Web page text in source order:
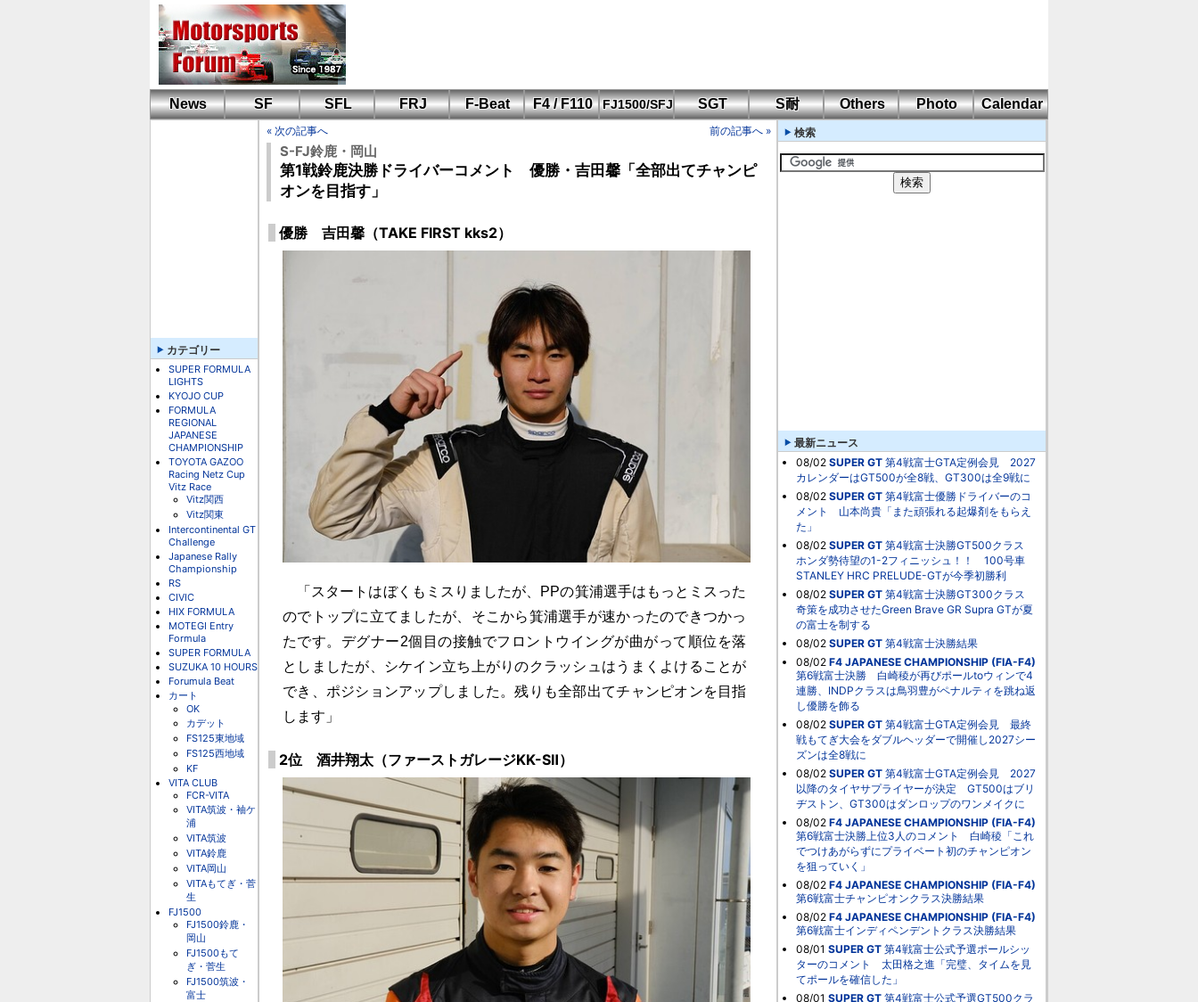
News SF SFL FRJ F-Beat
F4 / F110
FJ1500/SFJ SGT S耐 Others Photo Calendar
カテゴリー
SUPER FORMULA
LIGHTS
KYOJO CUP
FORMULA
REGIONAL
JAPANESE
CHAMPIONSHIP
TOYOTA GAZOO
Racing Netz Cup
Vitz Race
Vitz関西
Vitz関東
Intercontinental GT
Challenge
Japanese Rally
Championship
RS
CIVIC
HIX FORMULA
MOTEGI Entry
Formula
SUPER FORMULA
SUZUKA 10 HOURS
Forumula Beat
カート
OK
カデット
FS125東地域
FS125西地域
KF
VITA CLUB
FCR-VITA
VITA筑波・袖ケ
浦
VITA筑波
VITA鈴鹿
VITA岡山
VITAもてぎ・菅
生
FJ1500
FJ1500鈴鹿・
岡山
FJ1500もて
ぎ・菅生
FJ1500筑波・
富士
« 次の記事へ 前の記事へ »
S-FJ鈴鹿・岡山
第1戦鈴鹿決勝ドライバーコメント 優勝・吉田馨「全部出てチャンピ
オンを目指す」
優勝 吉田馨（TAKE FIRST kks2）
「スタートはぼくもミスりましたが、PPの箕浦選手はもっとミスった
のでトップに立てましたが、そこから箕浦選手が速かったのできつかっ
たです。デグナー2個目の接触でフロントウイングが曲がって順位を落
としましたが、シケイン立ち上がりのクラッシュはうまくよけることが
でき、ポジションアップしました。残りも全部出てチャンピオンを目指
します」
2位 酒井翔太（ファーストガレージKK-SⅡ）
検索
最新ニュース
08/02 SUPER GT 第4戦富士GTA定例会見 2027
カレンダーはGT500が全8戦、GT300は全9戦に
08/02 SUPER GT 第4戦富士優勝ドライバーのコ
メント 山本尚貴「また頑張れる起爆剤をもらえ
た」
08/02 SUPER GT 第4戦富士決勝GT500クラス
ホンダ勢待望の1-2フィニッシュ！！ 100号車
STANLEY HRC PRELUDE-GTが今季初勝利
08/02 SUPER GT 第4戦富士決勝GT300クラス
奇策を成功させたGreen Brave GR Supra GTが夏
の富士を制する
08/02 SUPER GT 第4戦富士決勝結果
08/02 F4 JAPANESE CHAMPIONSHIP (FIA-F4)
第6戦富士決勝 白崎稜が再びポールtoウィンで4
連勝、INDPクラスは鳥羽豊がペナルティを跳ね返
し優勝を飾る
08/02 SUPER GT 第4戦富士GTA定例会見 最終
戦もてぎ大会をダブルヘッダーで開催し2027シー
ズンは全8戦に
08/02 SUPER GT 第4戦富士GTA定例会見 2027
以降のタイヤサプライヤーが決定 GT500はブリ
ヂストン、GT300はダンロップのワンメイクに
08/02 F4 JAPANESE CHAMPIONSHIP (FIA-F4)
第6戦富士決勝上位3人のコメント 白崎稜「これ
でつけあがらずにプライベート初のチャンピオン
を狙っていく」
08/02 F4 JAPANESE CHAMPIONSHIP (FIA-F4)
第6戦富士チャンピオンクラス決勝結果
08/02 F4 JAPANESE CHAMPIONSHIP (FIA-F4)
第6戦富士インディペンデントクラス決勝結果
08/01 SUPER GT 第4戦富士公式予選ポールシッ
ターのコメント 太田格之進「完璧、タイムを見
てポールを確信した」
08/01 SUPER GT 第4戦富士公式予選GT500クラ